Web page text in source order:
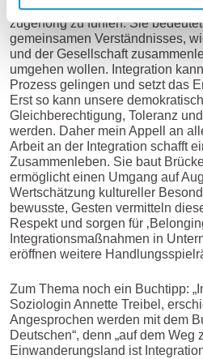
Gelungene Integration bedeutet,
zugehörig zu fühlen. Sie
gemeinsamen Verständnisses,
und der Gesellschaft
umgehen wollen. Integration
Prozess gelingen und setzt das
Erst so kann unsere
Gleichberechtigung, Toleranz
werden. Daher mein Appell an
Arbeit an der Integration schafft
Zusammenleben. Sie baut
ermöglicht einen Umgang auf
Wertschätzung kultureller
bewusste, Gesten vermitteln
Respekt und sorgen für
Integrationsmaßnahmen in
eröffnen weitere
Zum Thema noch ein Buchtipp:
Soziologin Annette Treibel,
Angesprochen werden mit dem
Deutschen“, denn „auf dem
Einwanderungsland ist